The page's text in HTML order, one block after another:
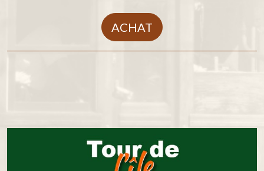
ACHAT